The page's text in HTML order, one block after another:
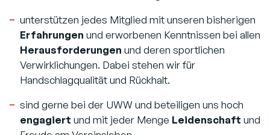
unterstützen jedes Mitglied mit unseren bisherigen
Erfahrungen und erworbenen Kenntnissen bei allen
Herausforderungen und deren sportlichen
Verwirklichungen. Dabei stehen wir für
Handschlagqualität und Rückhalt.
sind gerne bei der UWW und beteiligen uns hoch
engagiert und mit jeder Menge Leidenschaft und